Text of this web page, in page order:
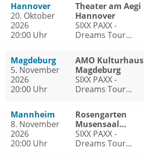
Hannover
20. Oktober
2026
20:00 Uhr
Theater am Aegi
Hannover
SIXX PAXX -
Dreams Tour
Magdeburg
5. November
2026
20:00 Uhr
AMO Kulturhaus
Magdeburg
SIXX PAXX -
Dreams Tour
Mannheim
8. November
2026
20:00 Uhr
Rosengarten
Musensaal
Mannheim
SIXX PAXX -
Dreams Tour